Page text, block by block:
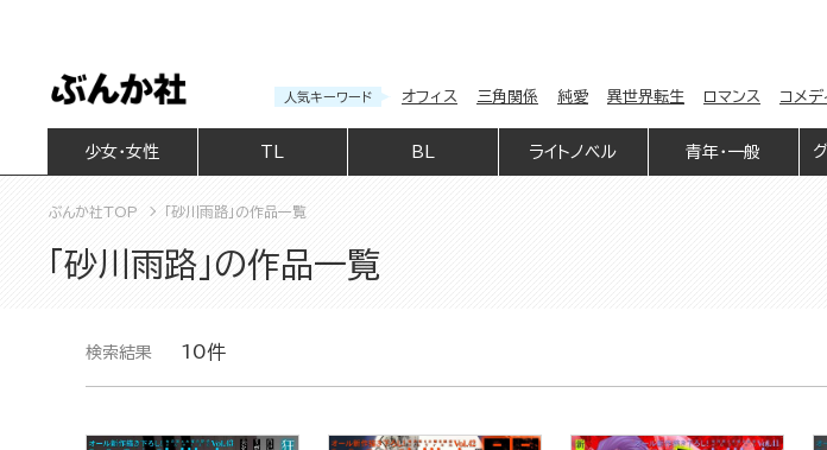
人気キーワード オフィス 三角関係 純愛 異世界転生 ロマンス コメデ
少女・女性 BL ライトノベル 青年・一般
ぶんか社TOP 「砂川雨路」の作品一覧
「砂川雨路」の作品一覧
検索結果 10件